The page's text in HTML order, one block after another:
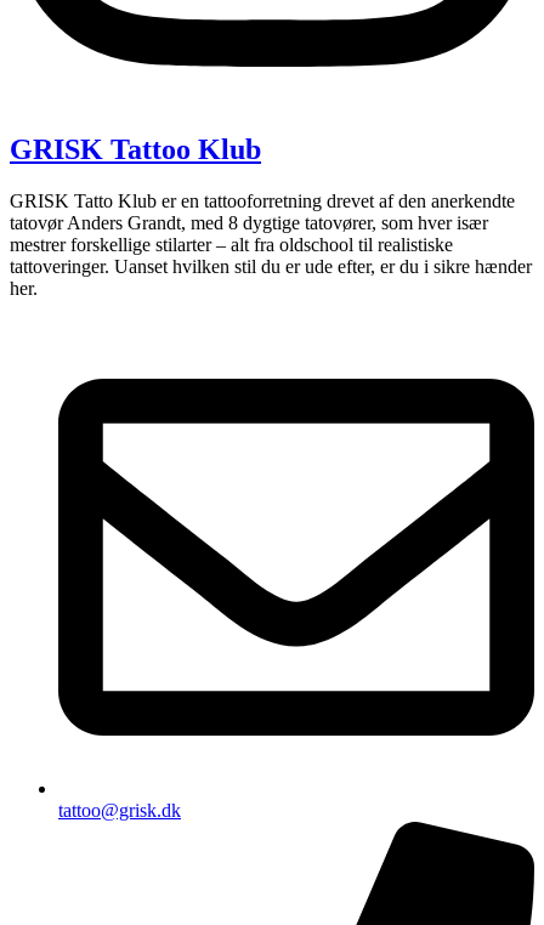
GRISK Tattoo Klub
GRISK Tatto Klub er en tattooforretning drevet af den anerkendte
tatovør Anders Grandt, med 8 dygtige tatovører, som hver især
mestrer forskellige stilarter – alt fra oldschool til realistiske
tattoveringer. Uanset hvilken stil du er ude efter, er du i sikre hænder
her.
tattoo@grisk.dk